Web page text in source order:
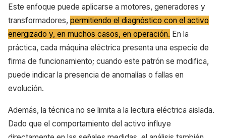
Este enfoque puede aplicarse a motores, generadores y
transformadores, permitiendo el diagnóstico con el activo
energizado y, en muchos casos, en operación. En la
práctica, cada máquina eléctrica presenta una especie de
firma de funcionamiento; cuando este patrón se modifica,
puede indicar la presencia de anomalías o fallas en
evolución.
Además, la técnica no se limita a la lectura eléctrica aislada.
Dado que el comportamiento del activo influye